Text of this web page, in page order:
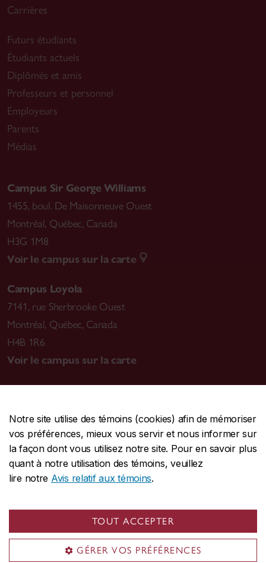
Notre site utilise des témoins (cookies) afin de mémoriser
vos préférences, mieux vous servir et nous informer sur
la façon dont vous utilisez notre site. Pour en savoir plus
quant à notre utilisation des témoins, veuillez
lire notre Avis relatif aux témoins.
TOUT ACCEPTER
GÉRER VOS PRÉFÉRENCES
Carrières
Futurs étudiants
Étudiants actuels
Diplômés et amis
Professeurs et personnel
Employeurs
Parents
Médias
Campus Sir George Williams
1455, boul. De Maisonneuve Ouest
Montréal, Québec, Canada
H3G 1M8
Voir le campus sur la carte
Campus Loyola
7141, rue Sherbrooke Ouest
Montréal, Québec, Canada
H4B 1R6
Voir le campus sur la carte
CENTRALE514-848-2424
URGENCE514-848-3717
Protection et prévention | Accessibilité | Confidentialité
Conditions d'utilisation | Gérer les témoins
© Université Concordia. Montréal, QC, Canada